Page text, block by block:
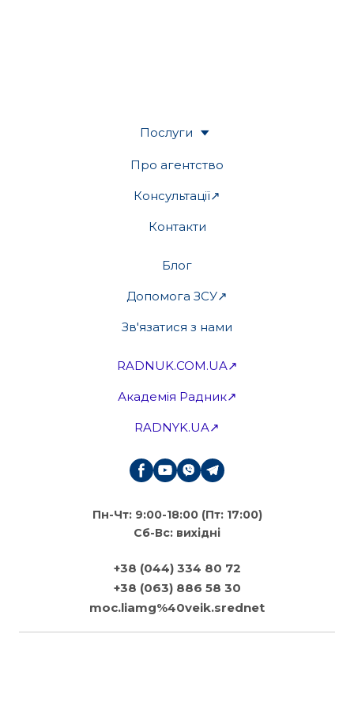
Послуги
Про агентство
Консультації↗
Контакти
Блог
Допомога ЗСУ↗
Зв'язатися з нами
RADNUK.COM.UA↗
Академія Радник↗
RADNYK.UA↗
Пн-Чт: 9:00-18:00 (Пт: 17:00)
Сб-Вс: вихідні
+38 (044) 334 80 72
+38 (063) 886 58 30
moc.liamg%40veik.srednet